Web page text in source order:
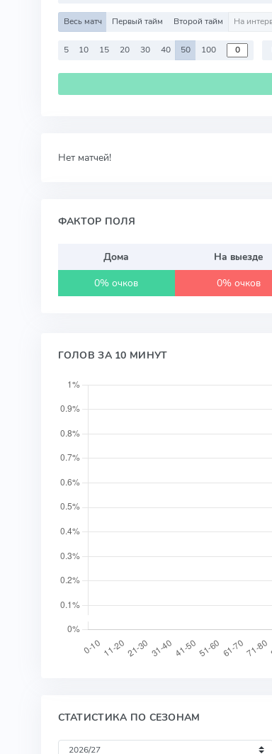
Весь матч Первый тайм Второй тайм
5 10 15 20 30 40 50 100
Нет матчей!
ФАКТОР ПОЛЯ
Дома
На выезде
0% очков
0% очков
ГОЛОВ ЗА 10 МИНУТ
СТАТИСТИКА ПО СЕЗОНАМ